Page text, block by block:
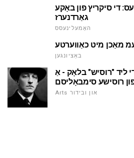
די סיקריץ פון באָקע
גאַרדנערז
האָמעלינעסס
מאַכן מיט כאַווערטע
באַציונגען
ליד "רוסיש" בלאָק - אַ
רוסישע סימבאָליסם
Arts און ובידור